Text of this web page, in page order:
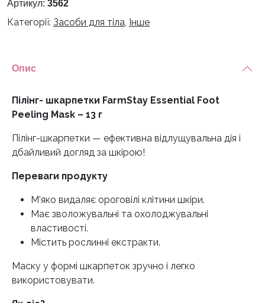
Артикул: 3562
Категорії: Засоби для тіла, Інше
Опис
Пілінг- шкарпетки FarmStay Essential Foot
Peeling Mask – 13 г
Пілінг-шкарпетки — ефективна відлущувальна дія і
дбайливий догляд за шкірою!
Переваги продукту
М’яко видаляє ороговілі клітини шкіри.
Має зволожувальні та охолоджувальні
властивості.
Містить рослинні екстракти.
Маску у формі шкарпеток зручно і легко
використовувати.